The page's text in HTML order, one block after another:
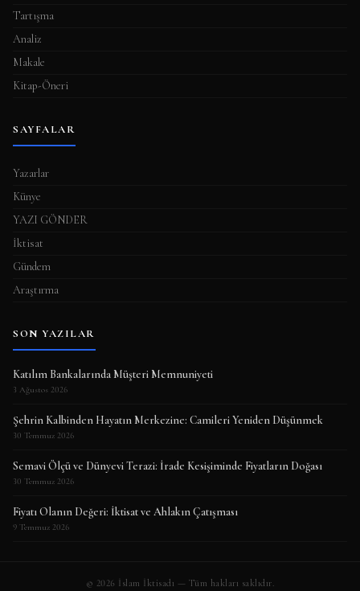
Tartışma
Analiz
Makale
Kitap-Öneri
SAYFALAR
Yazarlar
Künye
YAZI GÖNDER
İktisat
Gündem
Araştırma
SON YAZILAR
Katılım Bankalarında Müşteri Memnuniyeti
3 Ağustos 2026
Şehrin Kalbinden Hayatın Merkezine: Camileri Yeniden Düşünmek
30 Temmuz 2026
Semavi Ölçü ve Dünyevi Terazi: İrade Kesişiminde Fiyatların Doğası
30 Temmuz 2026
Fiyatı Olanın Değeri: İktisat ve Ahlakın Çatışması
9 Temmuz 2026
© 2026 İslam İktisadı — Tüm hakları saklıdır.